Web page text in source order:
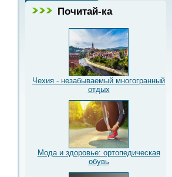
Почитай-ка
Чехия - незабываемый многогранный
отдых
Мода и здоровье: ортопедическая
обувь